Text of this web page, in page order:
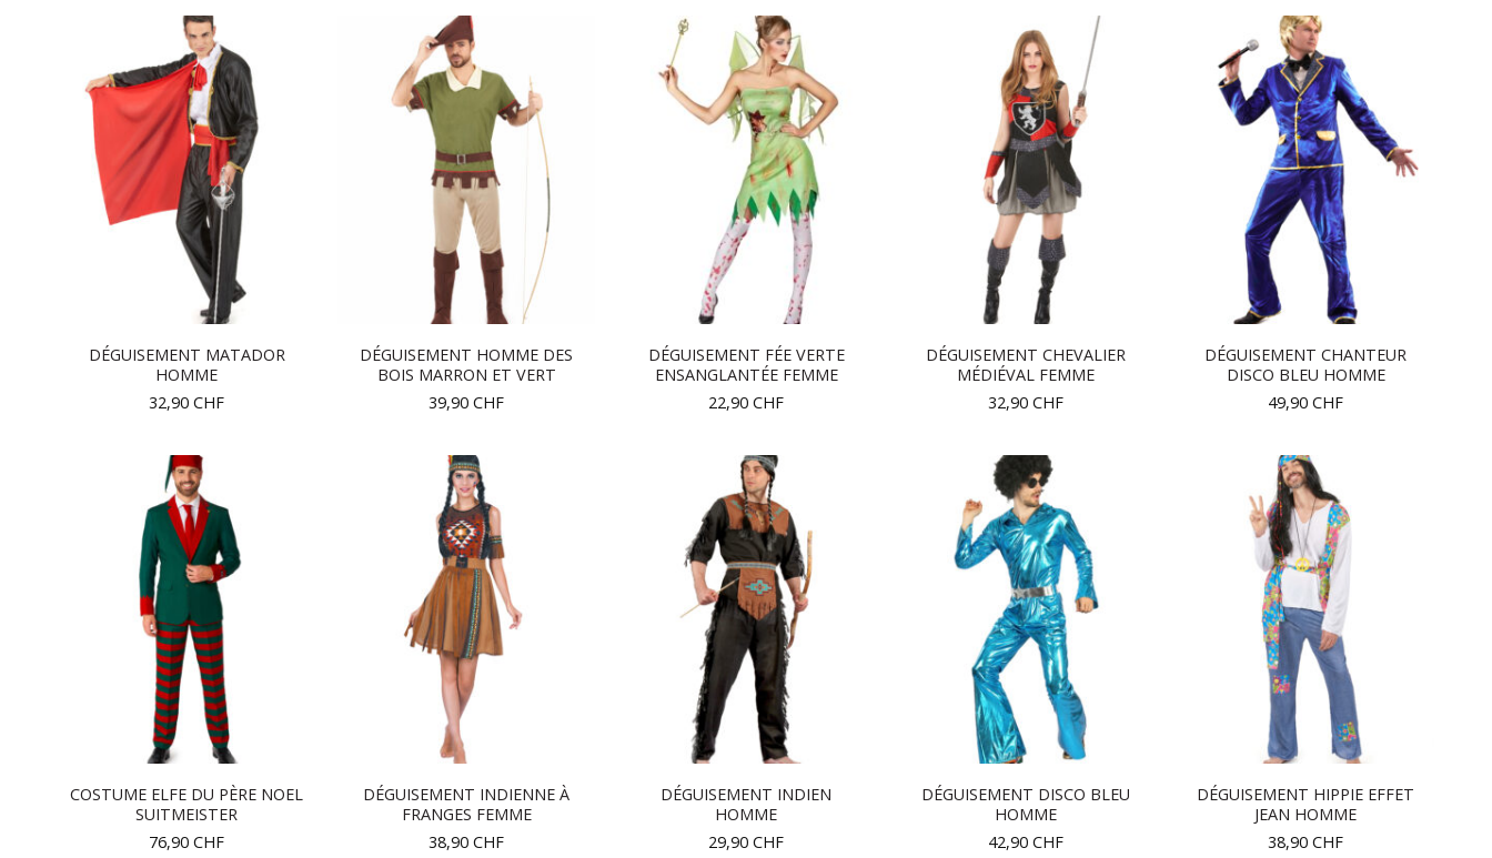
DÉGUISEMENT MATADOR
HOMME
32,90 CHF
DÉGUISEMENT HOMME DES
BOIS MARRON ET VERT
39,90 CHF
DÉGUISEMENT FÉE VERTE
ENSANGLANTÉE FEMME
22,90 CHF
DÉGUISEMENT CHEVALIER
MÉDIÉVAL FEMME
32,90 CHF
DÉGUISEMENT CHANTEUR
DISCO BLEU HOMME
49,90 CHF
COSTUME ELFE DU PÈRE NOEL
SUITMEISTER
76,90 CHF
DÉGUISEMENT INDIENNE À
FRANGES FEMME
38,90 CHF
DÉGUISEMENT INDIEN
HOMME
29,90 CHF
DÉGUISEMENT DISCO BLEU
HOMME
42,90 CHF
DÉGUISEMENT HIPPIE EFFET
JEAN HOMME
38,90 CHF